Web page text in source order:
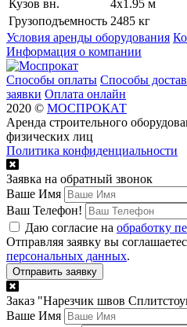
Условия аренды оборудования
Информация о компании
Способы оплаты Способы
заявки Оплата онлайн
2020 ©МОСПРОКАТ
Аренда строительного
физических лиц
Политика конфиденциальности
Заявка на обратный звонок
Ваше Имя
Ваш Телефон!
Даю согласие наобработку
Отправляя заявку вы
персональных данных.
Заказ "Нарезчик швов
Ваше Имя
Ваш Телефон